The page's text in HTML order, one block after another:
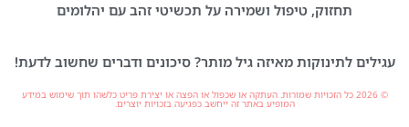
תחזוק, טיפול ושמירה על תכשיטי זהב עם יהלומים
עגילים לתינוקות מאיזה גיל מותר? סיכונים ודברים שחשוב לדעת!
© 2026 כל הזכויות שמורות. העתקה או שכפול או הפצה או יצירת פריט כלשהו תוך שימוש במידע
המופיע באתר זה ייחשב כפגיעה בזכויות יוצרים.